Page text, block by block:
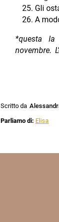
Gli
A
*questa
novembre.
Scritto da
Parliamo di: Elisa